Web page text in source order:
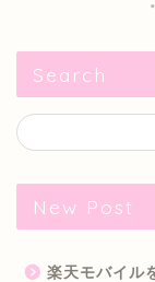
Search
New Post
楽天モバイル